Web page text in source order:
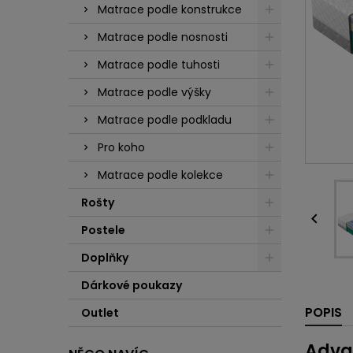
Matrace podle konstrukce
Matrace podle nosnosti
Matrace podle tuhosti
Matrace podle výšky
Matrace podle podkladu
Pro koho
Matrace podle kolekce
Rošty
Postele
Doplňky
Dárkové poukazy
Outlet

POPIS